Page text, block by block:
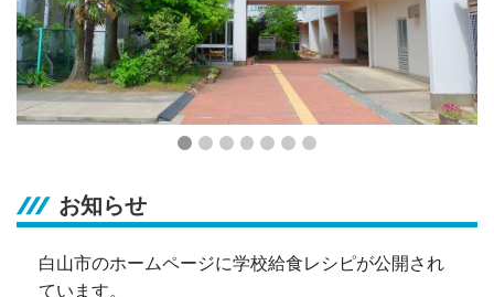
お知らせ
白山市のホームページに学校給食レシピが公開され
ています。